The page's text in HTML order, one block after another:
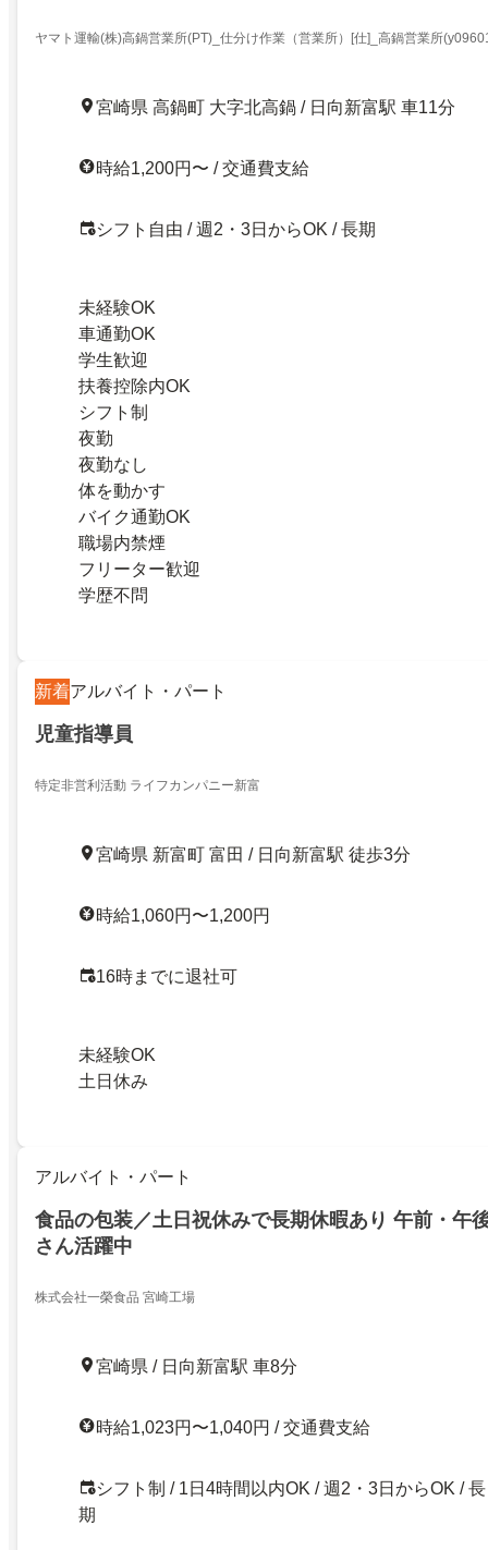
ヤマト運輸(株)高鍋営業所(PT)_仕分け作業（営業所）[仕]_高鍋営業所
宮崎県 高鍋町 大字北高鍋 / 日向新富駅 車11分
時給1,200円〜 / 交通費支給
シフト自由 / 週2・3日からOK / 長期
未経験OK
車通勤OK
学生歓迎
扶養控除内OK
シフト制
夜勤
夜勤なし
体を動かす
バイク通勤OK
職場内禁煙
フリーター歓迎
学歴不問
新着アルバイト・パート
児童指導員
特定非営利活動 ライフカンパニー新富
宮崎県 新富町 富田 / 日向新富駅 徒歩3分
時給1,060円〜1,200円
16時までに退社可
未経験OK
土日休み
アルバイト・パート
食品の包装／土日祝休みで長期休暇あり 午前・午
さん活躍中
株式会社一榮食品 宮崎工場
宮崎県 / 日向新富駅 車8分
時給1,023円〜1,040円 / 交通費支給
シフト制 / 1日4時間以内OK / 週2・3日からOK / 長
期